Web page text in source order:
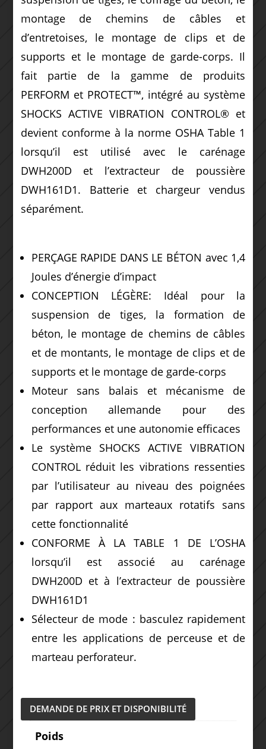
montage de chemins de câbles et
d’entretoises, le montage de clips et de
supports et le montage de garde-corps. Il
fait partie de la gamme de produits
PERFORM et PROTECT™, intégré au système
SHOCKS ACTIVE VIBRATION CONTROL® et
devient conforme à la norme OSHA Table 1
lorsqu’il est utilisé avec le carénage
DWH200D et l’extracteur de poussière
DWH161D1. Batterie et chargeur vendus
séparément.
PERÇAGE RAPIDE DANS LE BÉTON avec 1,4
Joules d’énergie d’impact
CONCEPTION LÉGÈRE: Idéal pour la
suspension de tiges, la formation de
béton, le montage de chemins de câbles
et de montants, le montage de clips et de
supports et le montage de garde-corps
Moteur sans balais et mécanisme de
conception allemande pour des
performances et une autonomie efficaces
Le système SHOCKS ACTIVE VIBRATION
CONTROL réduit les vibrations ressenties
par l’utilisateur au niveau des poignées
par rapport aux marteaux rotatifs sans
cette fonctionnalité
CONFORME À LA TABLE 1 DE L’OSHA
lorsqu’il est associé au carénage
DWH200D et à l’extracteur de poussière
DWH161D1
Sélecteur de mode : basculez rapidement
entre les applications de perceuse et de
marteau perforateur.
DEMANDE DE PRIX ET DISPONIBILITÉ
Poids